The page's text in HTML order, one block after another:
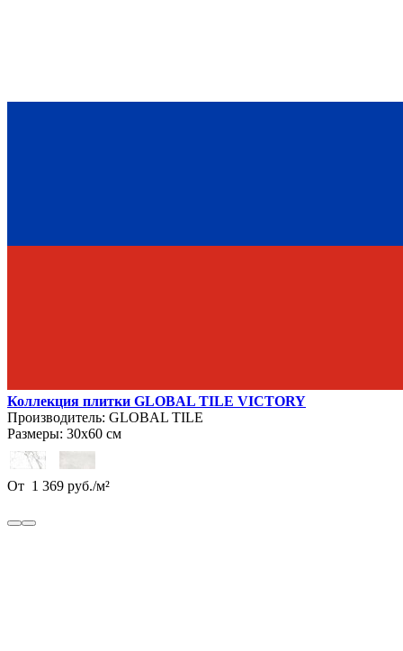
Коллекция плитки GLOBAL TILE VICTORY
Производитель: GLOBAL TILE
Размеры: 30х60 см
От 1 369 руб./м²